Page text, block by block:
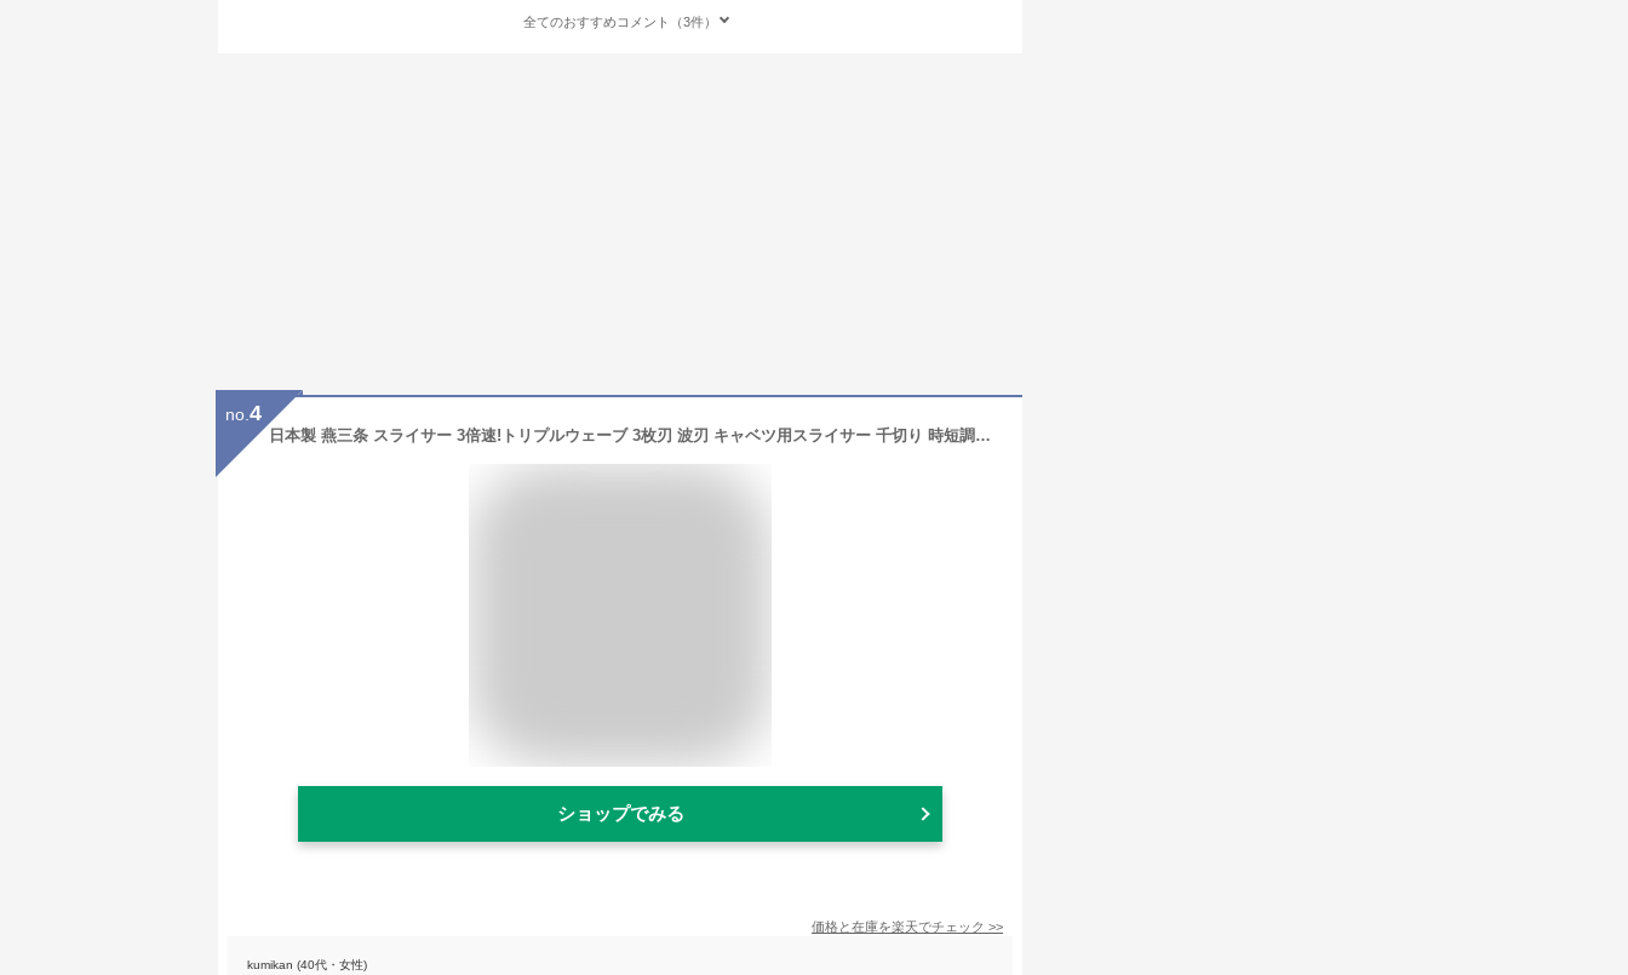
全てのおすすめコメント（3件）
no. 4
日本製 燕三条 スライサー 3倍速!トリプルウェーブ 3枚刃 波刃 キャベツ用スライサー 千切り 時短調理 野菜スライサー アーネスト【送料無料】
ショップでみる
価格と在庫を楽天でチェック >>
kumikan (40代・女性)